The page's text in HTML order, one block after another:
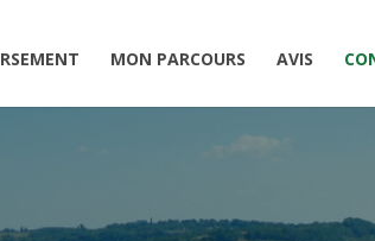
MON PARCOURS AVIS